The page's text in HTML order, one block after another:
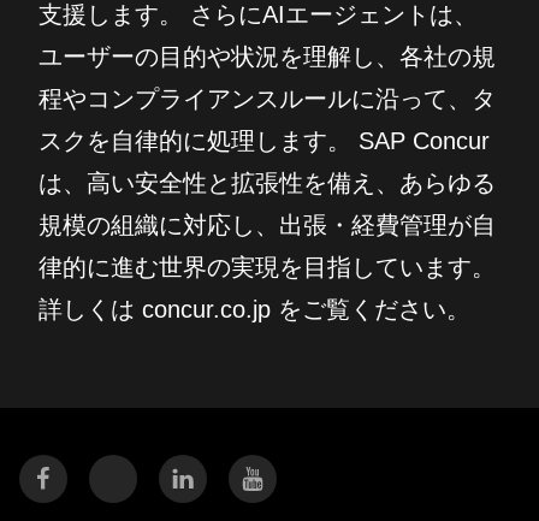
支援します。 さらにAIエージェントは、
ユーザーの目的や状況を理解し、各社の規
程やコンプライアンスルールに沿って、タ
スクを自律的に処理します。 SAP Concur
は、高い安全性と拡張性を備え、あらゆる
規模の組織に対応し、出張・経費管理が自
律的に進む世界の実現を目指しています。
詳しくは concur.co.jp をご覧ください。